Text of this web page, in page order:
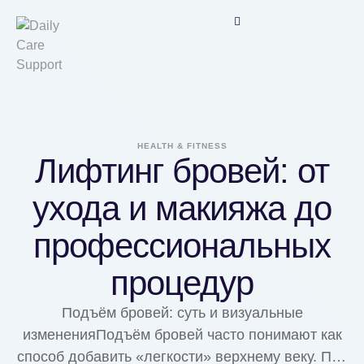
HEALTH & FITNESS
Лифтинг бровей: от
ухода и макияжа до
профессиональных
процедур
Подъём бровей: суть и визуальные
измененияПодъём бровей часто понимают как
способ добавить «легкости» верхнему веку. При